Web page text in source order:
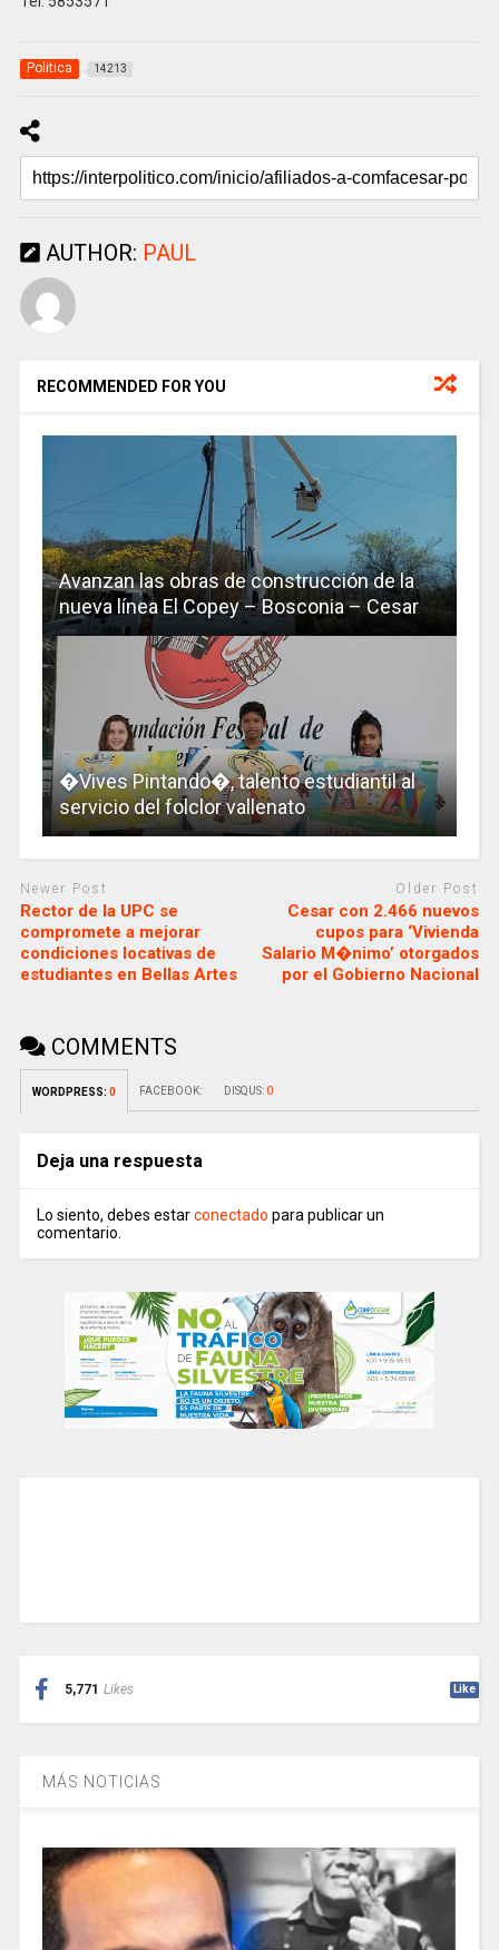
Politica 14213
AUTHOR: PAUL
RECOMMENDED FOR YOU
Avanzan las obras de construcción de la
nueva línea El Copey – Bosconia – Cesar
�Vives Pintando�, talento estudiantil al
servicio del folclor vallenato
Newer Post
Rector de la UPC se
compromete a mejorar
condiciones locativas de
estudiantes en Bellas Artes
Older Post
Cesar con 2.466 nuevos
cupos para ‘Vivienda
Salario M�nimo’ otorgados
por el Gobierno Nacional
COMMENTS
WORDPRESS: 0 FACEBOOK: DISQUS: 0
Deja una respuesta
Lo siento, debes estarconectado para publicar un
comentario.
5,771 Likes Like
MÁS NOTICIAS